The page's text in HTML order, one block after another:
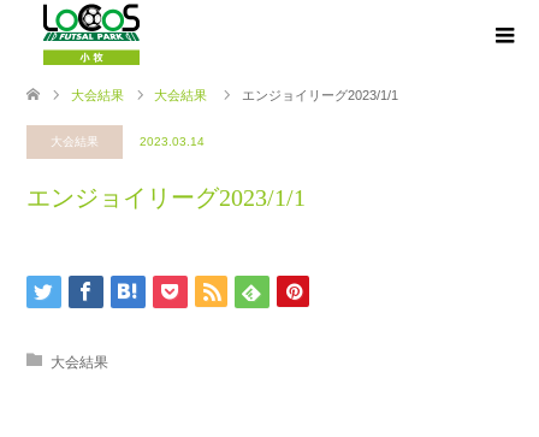
大会結果 大会結果 エンジョイリーグ2023/1/1
大会結果 2023.03.14
エンジョイリーグ2023/1/1
大会結果